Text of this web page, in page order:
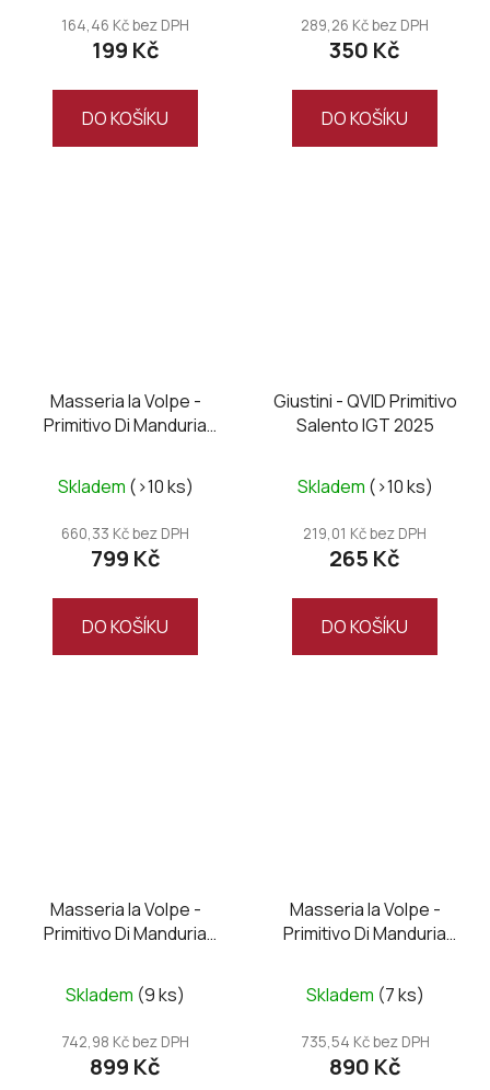
164,46 Kč bez DPH
199 Kč
DO KOŠÍKU
289,26 Kč bez DPH
350 Kč
DO KOŠÍKU
Masseria la Volpe -
Primitivo Di Manduria
,Magnum
Skladem (>10 ks)
660,33 Kč bez DPH
799 Kč
DO KOŠÍKU
Giustini - QVID Primitivo
Salento IGT 2025
Skladem (>10 ks)
219,01 Kč bez DPH
265 Kč
DO KOŠÍKU
Masseria la Volpe -
Primitivo Di Manduria
wooden box
Skladem (9 ks)
742,98 Kč bez DPH
899 Kč
Masseria la Volpe -
Primitivo Di Manduria
Magnum wooden box
Skladem (7 ks)
735,54 Kč bez DPH
890 Kč